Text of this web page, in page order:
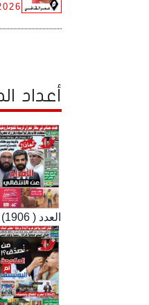
أعداد
العدد ( 1906)